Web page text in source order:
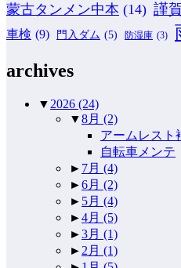
蒙古タンメン中本 (14) 謹
車検 (9) 門入ダム (5) 防湿庫 (3)
archives
▼ 2026 (24)
▼8月 (2)
アームレスト
自転車メンテ
► 7月 (4)
►6月 (2)
► 5月 (4)
►4月 (5)
►3月 (1)
► 2月 (1)